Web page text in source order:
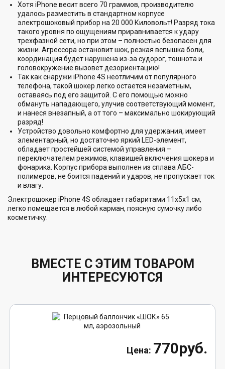
Хотя iPhone весит всего 70 граммов, производителю
удалось разместить в стандартном корпусе
электрошоковый прибор на 20 000 Киловольт! Разряд тока
такого уровня по ощущениям приравнивается к удару
трехфазной сети, но при этом – полностью безопасен для
жизни. Агрессора остановит шок, резкая вспышка боли,
координация будет нарушена из-за судорог, тошнота и
головокружение вызовет дезориентацию!
Так как снаружи iPhone 4S неотличим от популярного
телефона, такой шокер легко остается незаметным,
оставаясь под его защитой. С его помощью можно
обмануть нападающего, улучив соответствующий момент,
и нанеся внезапный, а от того – максимально шокирующий
разряд!
Устройство довольно комфортно для удержания, имеет
элементарный, но достаточно яркий LED-элемент,
обладает простейшей системой управления –
переключателем режимов, клавишей включения шокера и
фонарика. Корпус прибора выполнен из сплава АБС-
полимеров, не боится падений и ударов, не пропускает ток
и влагу.
Электрошокер iPhone 4S обладает габаритами 11х5х1 см,
легко помещается в любой карман, поясную сумочку либо
косметичку.
ВМЕСТЕ С ЭТИМ ТОВАРОМ
ИНТЕРЕСУЮТСЯ
770руб.